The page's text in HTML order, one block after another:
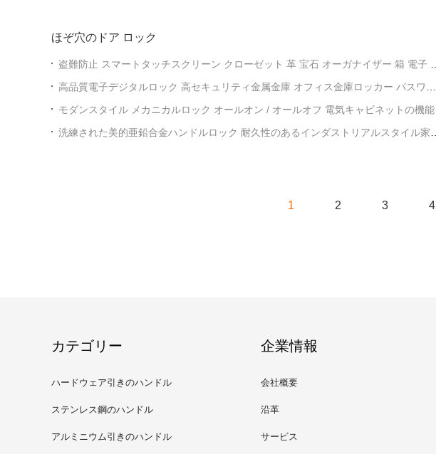
ほぞ穴のドア ロック
盗難防止 スマートタッチスクリーン クローゼット 革 宝石 オーガナイザー 箱 電子 パ
スワード 金属構造のセーフ
高品質電子デジタルロック 高セキュリティ金属金庫 オフィス金庫ロッカー パスワー
モダンスタイル メカニカルロック オールオン / オールオフ 電気キャビネットの機能
洗練された美的亜鉛合金ハンドルロック 耐久性のあるインダストリアルスタイル家具
1 2 3 4
カテゴリー
ハードウェア引きのハンドル
ステンレス鋼のハンドル
アルミニウム引きのハンドル
企業情報
会社概要
沿革
サービス